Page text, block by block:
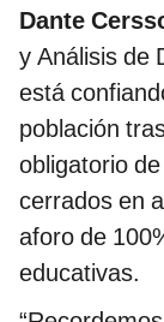
Dante
y Análisis de
está
población
obligatorio
cerrados en
aforo de
educativas.